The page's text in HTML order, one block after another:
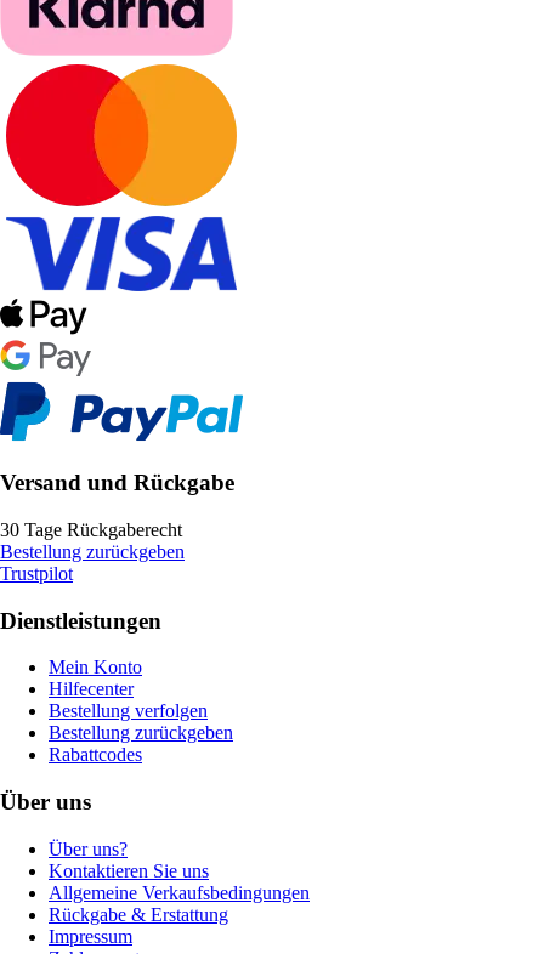
Versand und Rückgabe
30 Tage Rückgaberecht
Bestellung zurückgeben
Trustpilot
Dienstleistungen
Mein Konto
Hilfecenter
Bestellung verfolgen
Bestellung zurückgeben
Rabattcodes
Über uns
Über uns?
Kontaktieren Sie uns
Allgemeine Verkaufsbedingungen
Rückgabe & Erstattung
Impressum